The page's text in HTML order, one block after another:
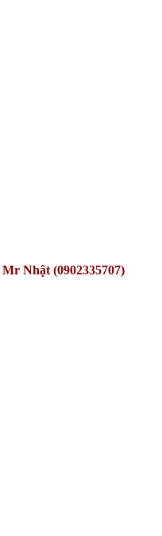
Mr Nhật (0902335707)